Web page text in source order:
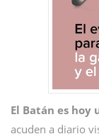
El Batán es
acuden a diario